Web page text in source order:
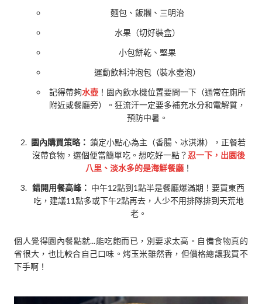
麵包、飯糰、三明治
水果（切好裝盒）
小包餅乾、堅果
運動飲料沖泡包（裝水壺泡）
記得帶夠水壺！園內飲水機位置要問一下（通常在廁所
附近或餐廳旁）。狂流汗一定要多補充水分和電解質，
預防中暑。
園內購買策略： 鎖定小點心為主（香腸、冰淇淋），正餐若
沒帶食物，選個便當簡單吃。想吃好一點？ 忍一下，出園後
八里、淡水多的是海鮮餐廳！
錯開用餐高峰： 中午12點到1點半是餐廳爆滿期！要買東西
吃，建議11點多或下午2點再去，人少不用排隊排到天荒地
老。
個人覺得園內餐點就...能吃飽而已，別要求太高。自備食物真的
省很大，也比較合自己口味。烤玉米雖然香，但價格總讓我買不
下手啊！